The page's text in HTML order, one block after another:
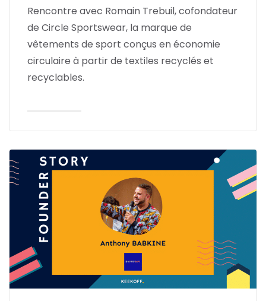
Rencontre avec Romain Trebuil, cofondateur
de Circle Sportswear, la marque de
vêtements de sport conçus en économie
circulaire à partir de textiles recyclés et
recyclables.